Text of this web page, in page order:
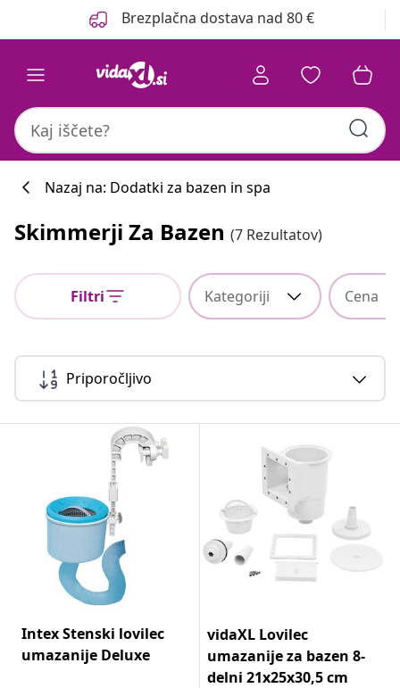
Brezplačna dostava nad 80 €
Nazaj na: Dodatki za bazen in spa
Skimmerji Za Bazen (7 Rezultatov)
Filtri Kategoriji Cena
Priporočljivo
Intex Stenski lovilec
umazanije Deluxe
vidaXL Lovilec
umazanije za bazen 8-
delni 21x25x30,5 cm